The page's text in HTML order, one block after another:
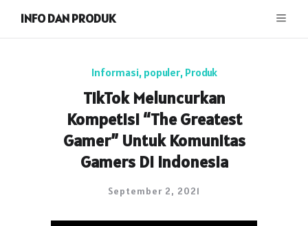
INFO DAN PRODUK
Informasi, populer, Produk
TikTok Meluncurkan
Kompetisi “The Greatest
Gamer” Untuk Komunitas
Gamers Di Indonesia
September 2, 2021